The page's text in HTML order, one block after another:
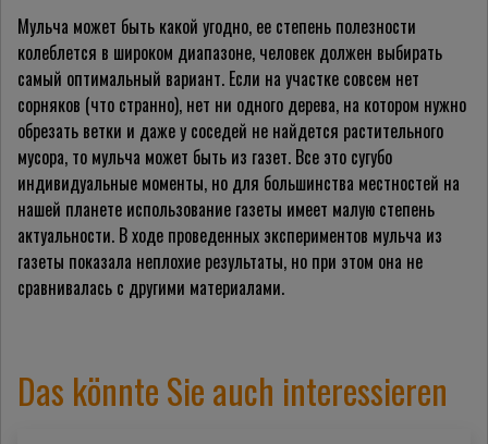
Мульча может быть какой угодно, ее степень полезности
колеблется в широком диапазоне, человек должен выбирать
самый оптимальный вариант. Если на участке совсем нет
сорняков (что странно), нет ни одного дерева, на котором нужно
обрезать ветки и даже у соседей не найдется растительного
мусора, то мульча может быть из газет. Все это сугубо
индивидуальные моменты, но для большинства местностей на
нашей планете использование газеты имеет малую степень
актуальности. В ходе проведенных экспериментов мульча из
газеты показала неплохие результаты, но при этом она не
сравнивалась с другими материалами.
Das könnte Sie auch interessieren